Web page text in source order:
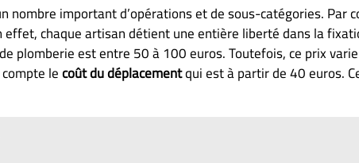
important d’opérations et de sous-catégories. Par
chaque artisan détient une entière liberté dans la
plomberie est entre 50 à 100 euros. Toutefois, ce prix
lecoût du déplacementqui est à partir de 40 euros.